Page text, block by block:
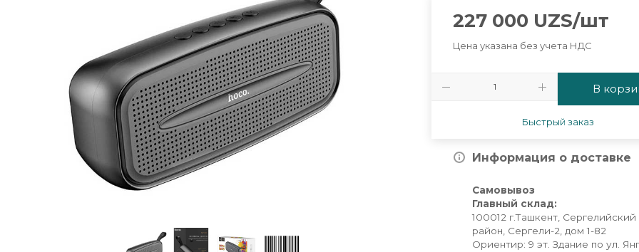
227 000 UZS/шт
Цена указана без учета НДС
В
Быстрый заказ
Информация о доставке
Самовывоз
Главный склад:
100012 г.Ташкент, Сергелийский
район, Сергели-2, дом 1-82
Ориентир: 9 эт. Здание по ул.